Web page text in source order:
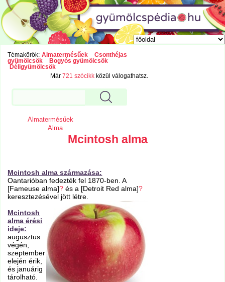
Témakörök: Almatermésűek
Csonthéjas
gyümölcsök
Bogyós gyümölcsök
Déligyümölcsök
Már721 szócikk közül válogathatsz.
Almatermésűek
Alma
Mcintosh alma
Mcintosh alma származása:
Oantarióban fedezték fel 1870-ben. A
[Fameuse alma]? és a [Detroit Red alma]?
keresztezésével jött létre.
Mcintosh
alma érési
ideje:
augusztus
végén,
szeptember
elején érik,
és januárig
tárolható.